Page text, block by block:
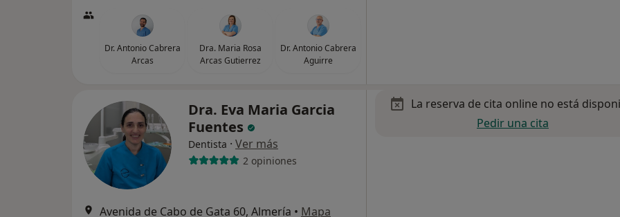
Dr. Antonio Cabrera
Arcas
Dra. Maria Rosa
Arcas Gutierrez
Dr. Antonio Cabrera
Aguirre
Dra. Eva Maria Garcia
Fuentes
Dentista · Ver más
2 opiniones
Avenida de Cabo de Gata 60, Almería • Mapa
La reserva de cita online no está
Pedir una cita